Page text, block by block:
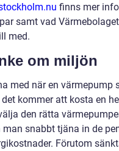
finns mer
samt vad
med.
om miljön
med när en värmepump
kommer att kosta en
den rätta
man snabbt tjäna in de
Förutom